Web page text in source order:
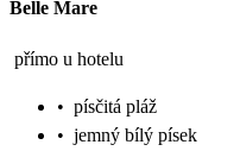
Belle Mare
přímo u hotelu
• písčitá pláž
• jemný bílý písek